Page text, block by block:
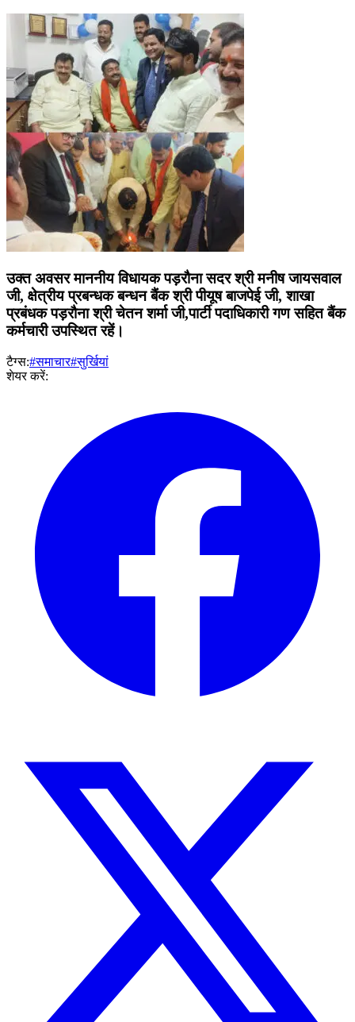
उक्त अवसर माननीय विधायक पड़रौना सदर श्री मनीष जायसवाल
जी, क्षेत्रीय प्रबन्धक बन्धन बैंक श्री पीयूष बाजपेई जी, शाखा
प्रबंधक पड़रौना श्री चेतन शर्मा जी,पार्टी पदाधिकारी गण सहित बैंक
कर्मचारी उपस्थित रहें।
टैग्स:#समाचार#सुर्खियां
शेयर करें: